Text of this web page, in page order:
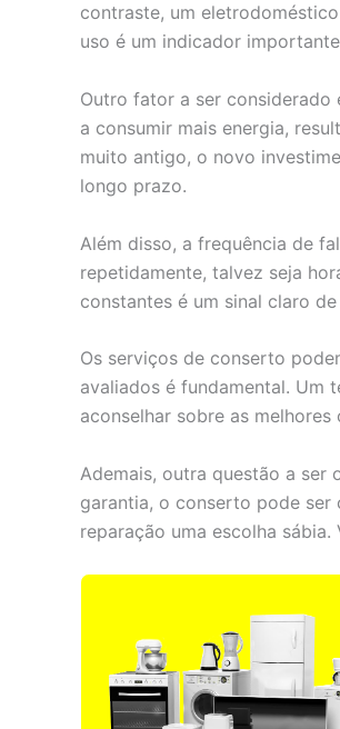
contraste, um
uso é um indicador
Outro fator a ser considerado
a consumir mais energia,
muito antigo, o novo
longo prazo.
Além disso, a frequência de
repetidamente, talvez seja
constantes é um sinal claro
Os serviços de conserto
avaliados é fundamental. Um
aconselhar sobre as
Ademais, outra questão a ser
garantia, o conserto pode ser
reparação uma escolha